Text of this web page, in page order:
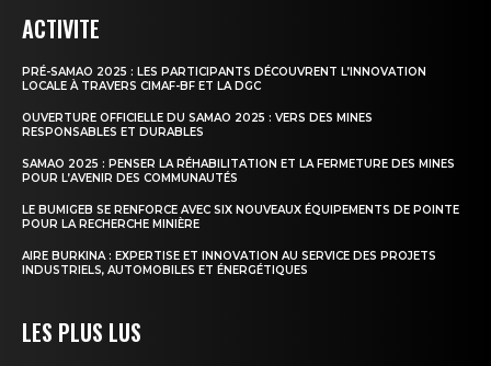
ACTIVITE
PRÉ-SAMAO 2025 : LES PARTICIPANTS DÉCOUVRENT L’INNOVATION
LOCALE À TRAVERS CIMAF-BF ET LA DGC
OUVERTURE OFFICIELLE DU SAMAO 2025 : VERS DES MINES
RESPONSABLES ET DURABLES
SAMAO 2025 : PENSER LA RÉHABILITATION ET LA FERMETURE DES MINES
POUR L’AVENIR DES COMMUNAUTÉS
LE BUMIGEB SE RENFORCE AVEC SIX NOUVEAUX ÉQUIPEMENTS DE POINTE
POUR LA RECHERCHE MINIÈRE
AIRE BURKINA : EXPERTISE ET INNOVATION AU SERVICE DES PROJETS
INDUSTRIELS, AUTOMOBILES ET ÉNERGÉTIQUES
LES PLUS LUS